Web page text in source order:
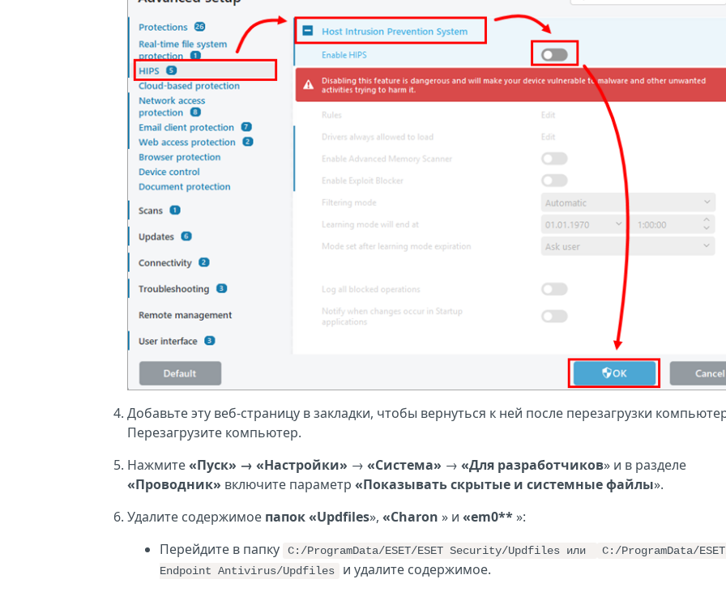
Добавьте эту веб-страницу в закладки, чтобы вернуться к ней после перезагрузки
Перезагрузите компьютер.
Нажмите«Пуск» → «Настройки» → «Система» → «Для разработчиков» и в разделе
«Проводник» включите параметр «Показывать скрытые и системные файлы».
Удалите содержимое папок«Updfiles», «Charon » и «em0**»:
Перейдите в папку
C:/ProgramData/ESET/ESET Security/Updfiles или
C:/ProgramData/
Endpoint Antivirus/Updfiles
и удалите содержимое.